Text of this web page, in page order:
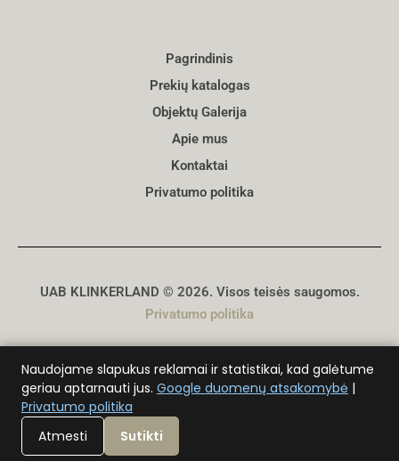
Pagrindinis
Prekių katalogas
Objektų Galerija
Apie mus
Kontaktai
Privatumo politika
UAB KLINKERLAND © 2026. Visos teisės saugomos.
Privatumo politika
Naudojame slapukus reklamai ir statistikai, kad galėtume
geriau aptarnauti jus. Google duomenų atsakomybė |
Privatumo politika
Atmesti
Sutikti